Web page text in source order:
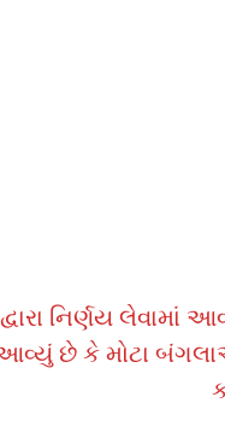
દ્વારા નિર્ણય
છે કે મોટા